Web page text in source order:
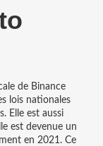
de Binance
lois nationales
. Elle est aussi
est devenue un
en 2021.Ce